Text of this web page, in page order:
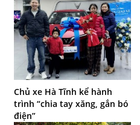
Chủ xe Hà Tĩnh kể hành
trình “chia tay xăng, gắn bó
điện”